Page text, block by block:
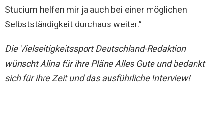
Studium helfen mir ja auch bei einer möglichen
Selbstständigkeit durchaus weiter.”
Die Vielseitigkeitssport Deutschland-Redaktion
wünscht Alina für ihre Pläne Alles Gute und bedankt
sich für ihre Zeit und das ausführliche Interview!